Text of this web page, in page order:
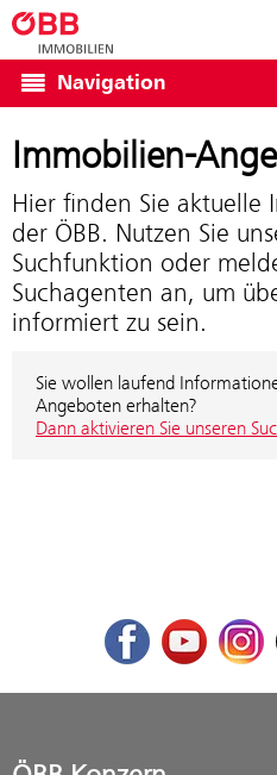
Navigation
Immobilien-
Hier finden Sie aktuelle
der ÖBB. Nutzen Sie
Suchfunktion oder
Suchagenten an, um
informiert zu sein.
Sie wollen laufend
Angeboten erhalten?
Dann aktivieren Sie unseren
FacebookYoutube